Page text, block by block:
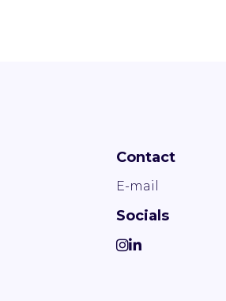
Contact
E-mail
Socials